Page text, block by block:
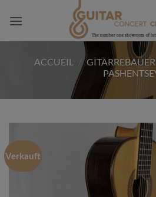
ACCUEIL /
Verkauft